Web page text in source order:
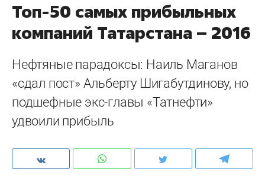
Топ-50 самых прибыльных
компаний Татарстана – 2016
Нефтяные парадоксы: Наиль Маганов
«сдал пост» Альберту Шигабутдинову, но
подшефные экс-главы «Татнефти»
удвоили прибыль